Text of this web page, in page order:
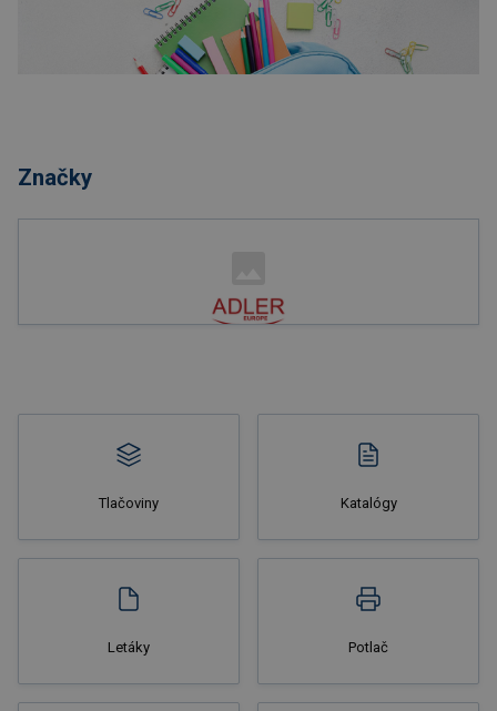
Značky
Tlačoviny Katalógy
Letáky Potlač